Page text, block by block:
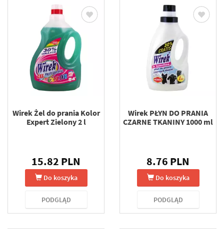
Wirek Żel do prania Kolor
Expert Zielony 2 l
15.82 PLN
Do koszyka
PODGLĄD
Wirek PŁYN DO PRANIA
CZARNE TKANINY 1000 ml
8.76 PLN
Do koszyka
PODGLĄD